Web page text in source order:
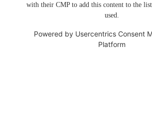
with their CMP to add this content to the
used.
Powered by Usercentrics Consent
Platform